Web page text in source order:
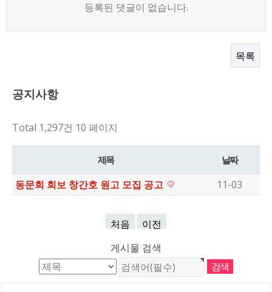
등록된 댓글이 없습니다.
목록
공지사항
Total 1,297건 10 페이지
제목 날짜
동문회 회보 창간호 원고 모집 공고 11-03
처음
이전
게시물 검색